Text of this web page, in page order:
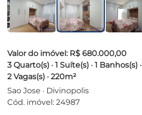
Valor do imóvel: R$ 680.000,00
3 Quarto(s) · 1 Suíte(s) · 1 Banhos(s) ·
2 Vagas(s) · 220m²
Sao Jose · Divinopolis
Cód. imóvel: 24987